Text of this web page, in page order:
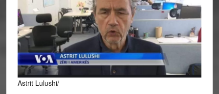
Astrit Lulushi/